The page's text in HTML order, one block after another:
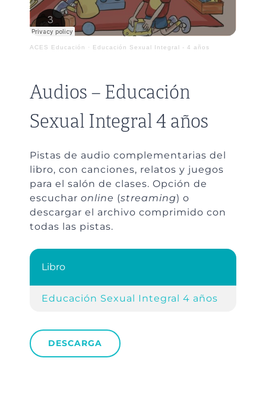
ACES Educación · Educación Sexual Integral - 4 años
Audios – Educación
Sexual Integral 4 años
Pistas de audio complementarias del
libro, con canciones, relatos y juegos
para el salón de clases. Opción de
escuchar online (streaming) o
descargar el archivo comprimido con
todas las pistas.
Libro
Educación Sexual Integral 4 años
DESCARGA